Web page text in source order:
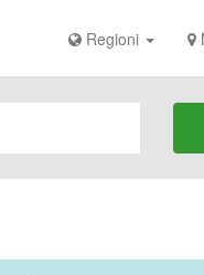
Regioni